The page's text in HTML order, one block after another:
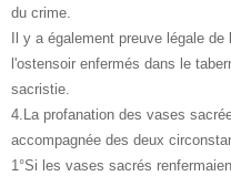
du crime.
Il y a également preuve légale
l'ostensoir enfermés dans le
sacristie.
4.La profanation des vases
accompagnée des deux
1°Si les vases sacrés